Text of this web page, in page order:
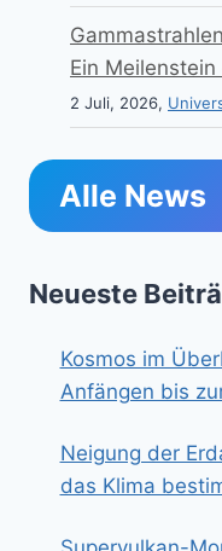
Ein
2 Juli, 2026,
Alle News
Neueste
Kosmos im
Anfängen bis
Neigung der
das Klima